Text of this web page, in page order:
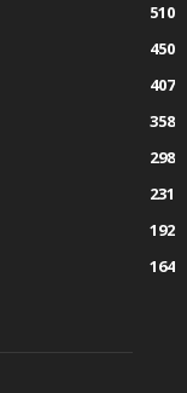
510
450
407
358
298
231
192
164